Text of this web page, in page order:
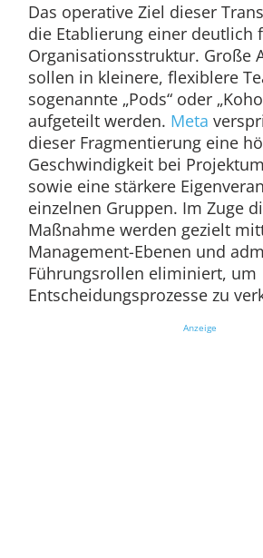
Das operative Ziel dieser
die Etablierung einer deutlich
Organisationsstruktur. Große
sollen in kleinere, flexiblere
sogenannte „Pods“ oder
aufgeteilt werden. Meta
dieser Fragmentierung eine
Geschwindigkeit bei
sowie eine stärkere
einzelnen Gruppen. Im Zuge
Maßnahme werden gezielt
Management-Ebenen und
Führungsrollen eliminiert, um
Entscheidungsprozesse zu
Anzeige